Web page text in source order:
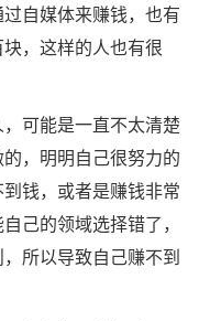
自媒体来赚钱，也有
，这样的人也有很
可能是一直不太清楚
，明明自己很努力的
钱，或者是赚钱非常
己的领域选择错了，
所以导致自己赚不到